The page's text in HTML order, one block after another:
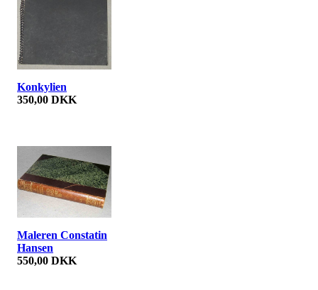
Konkylien
350,00 DKK
Maleren Constatin
Hansen
550,00 DKK